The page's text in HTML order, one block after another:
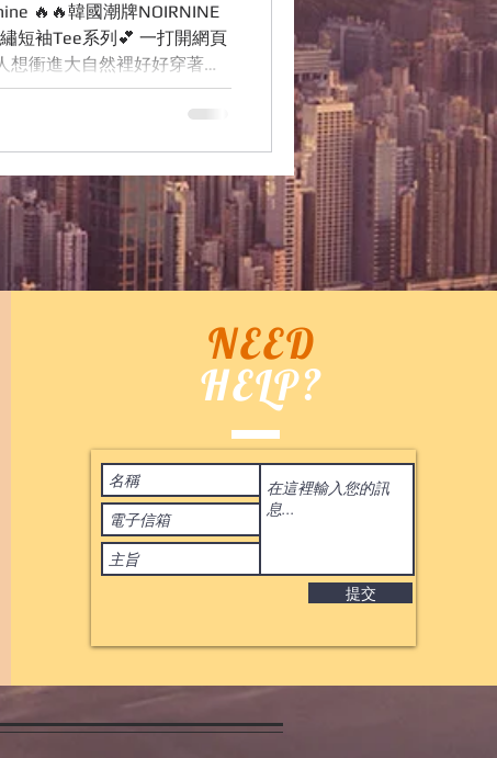
短袖Tee系列💕 一打開網頁
想衝進大自然裡好好穿著他
by ASIA BID CO. All rights reserved. 香港
NEED
HELP?
提交